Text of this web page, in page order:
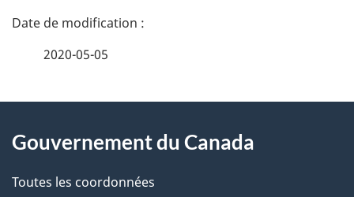
D
i
l
2020-05-05
propos
de
Gouvernement du Canada
Toutes les coordonnées